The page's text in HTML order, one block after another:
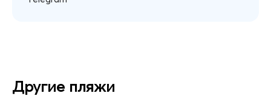
Другие пляжи